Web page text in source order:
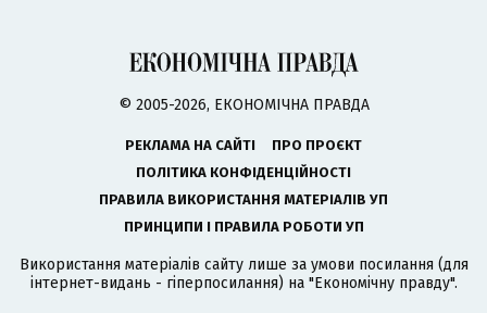
© 2005-2026, ЕКОНОМІЧНА ПРАВДА
РЕКЛАМА НА САЙТІ
ПРО ПРОЄКТ
ПОЛІТИКА КОНФІДЕНЦІЙНОСТІ
ПРАВИЛА ВИКОРИСТАННЯ МАТЕРІАЛІВ УП
ПРИНЦИПИ І ПРАВИЛА РОБОТИ УП
Використання матеріалів сайту лише за умови посилання (для
інтернет-видань - гіперпосилання) на "Економічну правду".